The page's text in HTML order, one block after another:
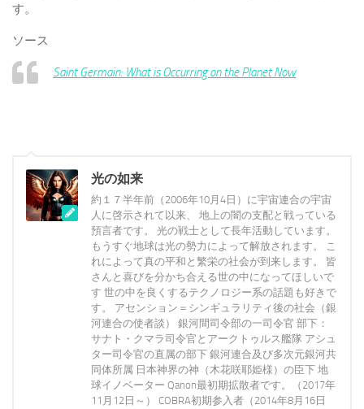
す。
ソース
Saint Germain: What is Occurring on the Planet Now
光の如来
約１７半年前（2006年10月4日）に宇宙連合の宇宙
人に啓示されて以来、 地上の闇の支配と戦っている
預言者です。 光の戦士として長年活動しています。
もうすぐ地球は光の勢力によって解放されます。 こ
れによって真の平和と繁栄の社会が到来します。 皆
さんと喜びを分かち合える世の中になってほしいで
す 世の中を良くするテクノロジー系の話題も好きで
す。 アセンション＝シンギュラリティ後の社会（銀
河連合の使者談） 銀河間司令部の一司令官 部下：
サナト・クマラ司令官とアークトゥルス艦隊 アシュ
ター司令官の直属の部下 銀河連合及び多次元銀河共
同体所属 日本神界の神（木花咲耶姫様）の臣下 地
球イノベーター Qanon最初期拡散者です。（2017年
11月12日～） COBRA初期参入者（2014年8月16日